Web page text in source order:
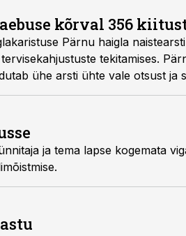
kõrval 356
Pärnu haigla ravijuht